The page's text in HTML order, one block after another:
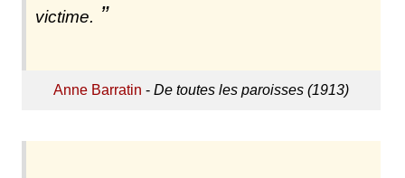
victime.
Anne Barratin - De toutes les paroisses (1913)